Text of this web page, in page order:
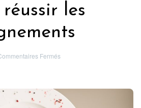
les
Fermés
Secrets
Pour